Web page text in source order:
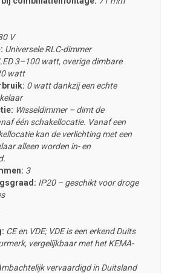
V
Universele RLC-dimmer
3–100 watt, overige dimbare
watt
0 watt dankzij een echte
Wisseldimmer – dimt de
één schakellocatie. Vanaf een
kan de verlichting met een
alleen worden in- en
3
IP20 – geschikt voor droge
CE en VDE; VDE is een erkend Duits
vergelijkbaar met het KEMA-
vervaardigd in Duitsland